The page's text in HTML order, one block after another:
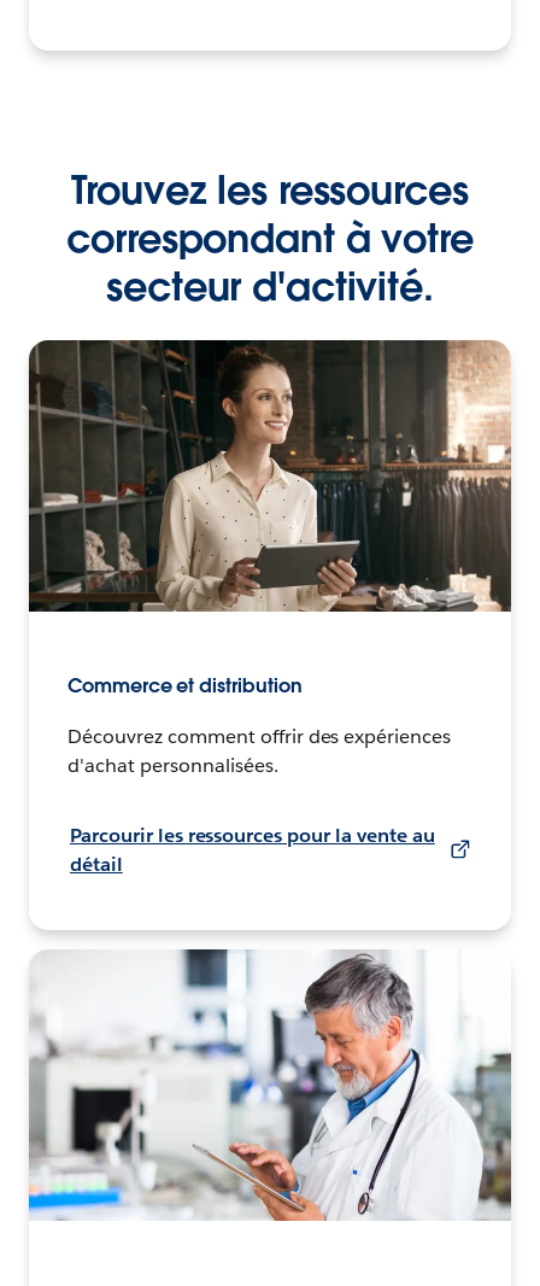
Trouvez les ressources
correspondant à votre
secteur d'activité.
Commerce et distribution
Découvrez comment offrir des expériences
d'achat personnalisées.
Parcourir les ressources pour la vente au
détail